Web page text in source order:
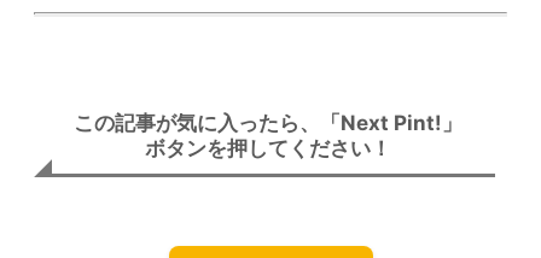
この記事が気に入ったら、「Next Pint!」
ボタンを押してください！